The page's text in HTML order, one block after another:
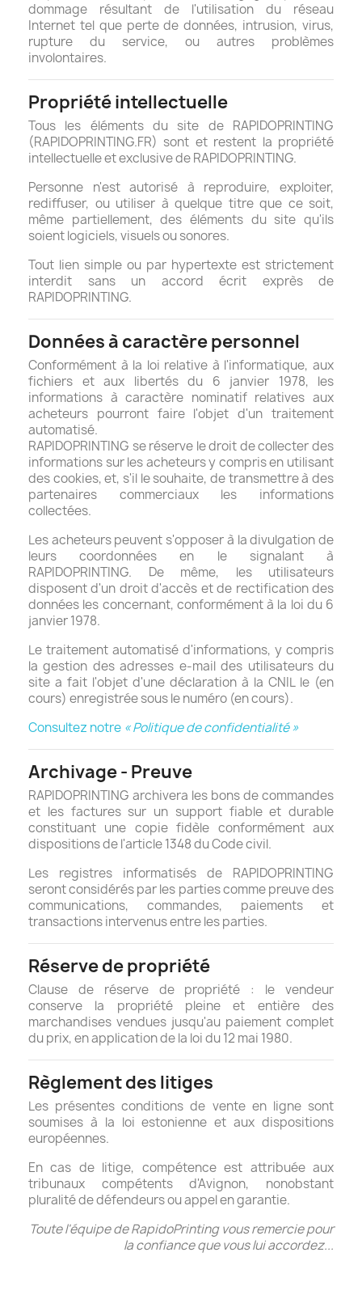
dommage résultant de l'utilisation du réseau
Internet tel que perte de données, intrusion, virus,
rupture du service, ou autres problèmes
involontaires.
Propriété intellectuelle
Tous les éléments du site de RAPIDOPRINTING
(RAPIDOPRINTING.FR) sont et restent la propriété
intellectuelle et exclusive de RAPIDOPRINTING.
Personne n'est autorisé à reproduire, exploiter,
rediffuser, ou utiliser à quelque titre que ce soit,
même partiellement, des éléments du site qu'ils
soient logiciels, visuels ou sonores.
Tout lien simple ou par hypertexte est strictement
interdit sans un accord écrit exprès de
RAPIDOPRINTING.
Données à caractère personnel
Conformément à la loi relative à l'informatique, aux
fichiers et aux libertés du 6 janvier 1978, les
informations à caractère nominatif relatives aux
acheteurs pourront faire l'objet d'un traitement
automatisé.
RAPIDOPRINTING se réserve le droit de collecter des
informations sur les acheteurs y compris en utilisant
des cookies, et, s'il le souhaite, de transmettre à des
partenaires commerciaux les informations
collectées.
Les acheteurs peuvent s'opposer à la divulgation de
leurs coordonnées en le signalant à
RAPIDOPRINTING. De même, les utilisateurs
disposent d'un droit d'accès et de rectification des
données les concernant, conformément à la loi du 6
janvier 1978.
Le traitement automatisé d'informations, y compris
la gestion des adresses e-mail des utilisateurs du
site a fait l'objet d'une déclaration à la CNIL le (en
cours) enregistrée sous le numéro (en cours).
Consultez notre « Politique de confidentialité »
Archivage - Preuve
RAPIDOPRINTING archivera les bons de commandes
et les factures sur un support fiable et durable
constituant une copie fidèle conformément aux
dispositions de l'article 1348 du Code civil.
Les registres informatisés de RAPIDOPRINTING
seront considérés par les parties comme preuve des
communications, commandes, paiements et
transactions intervenus entre les parties.
Réserve de propriété
Clause de réserve de propriété : le vendeur
conserve la propriété pleine et entière des
marchandises vendues jusqu'au paiement complet
du prix, en application de la loi du 12 mai 1980.
Règlement des litiges
Les présentes conditions de vente en ligne sont
soumises à la loi estonienne et aux dispositions
européennes.
En cas de litige, compétence est attribuée aux
tribunaux compétents d'Avignon, nonobstant
pluralité de défendeurs ou appel en garantie.
Toute l'équipe de RapidoPrinting vous remercie pour
la confiance que vous lui accordez...